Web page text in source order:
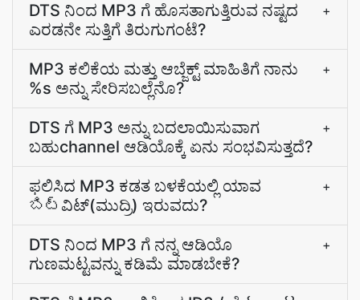
DTS ನಿಂದ MP3 ಗೆ ಹೊಸತಾಗುತ್ತಿರುವ ನಷ್ಟದ
ಎರಡನೇ ಸುತ್ತಿಗೆ ತಿರುಗುಗಂಟೆ?
+
MP3 ಕಲಿಕೆಯ ಮತ್ತು ಆಬ್ಜೆಕ್ಟ್ ಮಾಹಿತಿಗೆ ನಾನು
%s ಅನ್ನು ಸೇರಿಸಬಲ್ಲೆನೊ?
+
DTS ಗೆ MP3 ಅನ್ನು ಬದಲಾಯಿಸುವಾಗ
ಬಹುchannel ಆಡಿಯೊಕ್ಕೆ ಏನು ಸಂಭವಿಸುತ್ತದೆ?
+
ಫಲಿಸಿದ MP3 ಕಡತ ಬಳಕೆಯಲ್ಲಿ ಯಾವ
బిట్‌ವಿಟ್(ಮುದ್ರಿ) ಇರುವದು?
+
DTS ನಿಂದ MP3 ಗೆ ನನ್ನ ಆಡಿಯೊ
ಗುಣಮಟ್ಟವನ್ನು ಕಡಿಮೆ ಮಾಡಬೇಕೆ?
+